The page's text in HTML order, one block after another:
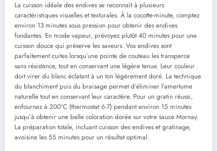
La cuisson idéale des endives se reconnaît à plusieurs
caractéristiques visuelles et texturales. À la cocotte-minute, comptez
environ 13 minutes sous pression pour obtenir des endives
fondantes. En mode vapeur, prévoyez plutôt 40 minutes pour une
cuisson douce qui préserve les saveurs. Vos endives sont
parfaitement cuites lorsqu’une pointe de couteau les transperce
sans résistance, tout en conservant une légère tenue. Leur couleur
doit virer du blanc éclatant à un ton légèrement doré. La technique
du blanchiment puis du braisage permet d’éliminer l’amertume
naturelle tout en conservant leur caractère. Pour un gratin réussi,
enfournez à 200°C (thermostat 6-7) pendant environ 15 minutes
jusqu’à obtenir une belle coloration dorée sur votre sauce Mornay.
La préparation totale, incluant cuisson des endives et gratinage,
avoisine les 55 minutes pour un résultat optimal.